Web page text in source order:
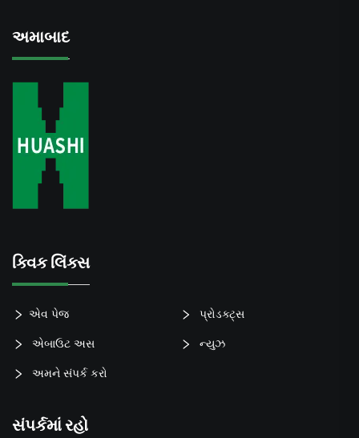
અમાબાદ
ક્વિક લિંક્સ
એવ પેજ પ્રોડક્ટ્સ
એબાઉટ અસ ન્યુઝ
અમને સંપર્ક કરો
સંપર્કમાં રહો